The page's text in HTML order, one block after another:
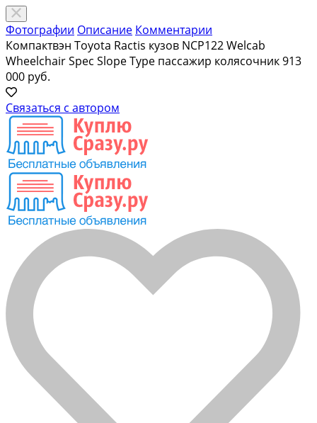
Фотографии Описание Комментарии
Компактвэн Toyota Ractis кузов NCP122 Welcab
Wheelchair Spec Slope Type пассажир колясочник913
000 руб.
Связаться с автором